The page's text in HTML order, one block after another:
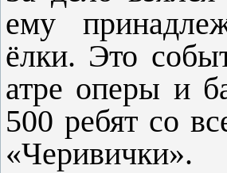
ему
ёлки. Это
атре оперы и
500 ребят со
«Черивички».